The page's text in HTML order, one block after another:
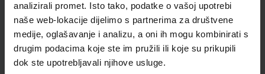
analizirali promet. Isto tako, podatke o vašoj upotrebi
naše web-lokacije dijelimo s partnerima za društvene
medije, oglašavanje i analizu, a oni ih mogu kombinirati s
drugim podacima koje ste im pružili ili koje su prikupili
dok ste upotrebljavali njihove usluge.